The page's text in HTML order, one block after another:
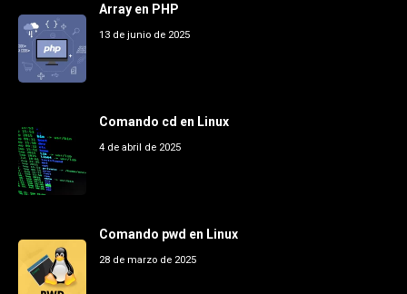
Array en PHP
13 de junio de 2025
Comando cd en Linux
4 de abril de 2025
Comando pwd en Linux
28 de marzo de 2025